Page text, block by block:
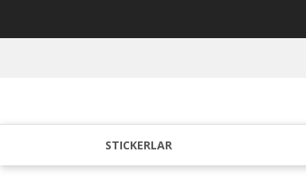
STICKERLAR